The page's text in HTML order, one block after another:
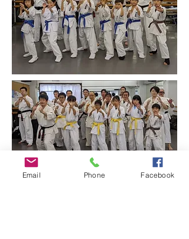
Email Phone Facebook